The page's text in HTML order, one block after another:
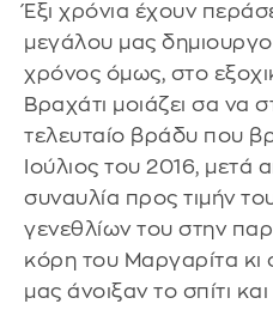
Έξι χρόνια έχουν
μεγάλου μας
χρόνος όμως, στο
Βραχάτι μοιάζει σα να
τελευταίο βράδυ που
Ιούλιος του 2016, μετά
συναυλία προς τιμήν
γενεθλίων του στην
κόρη του Μαργαρίτα κι
μας άνοιξαν το σπίτι